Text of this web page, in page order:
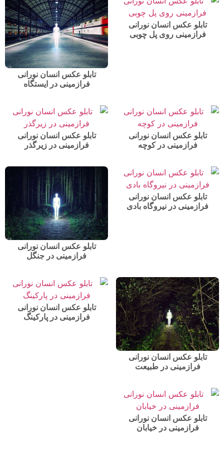
تابلو عکس انسان نورانی
فرازمینی روی پل چوبی
تابلو عکس انسان نورانی
فرازمینی در ایستگاه
تابلو عکس انسان نورانی
فرازمینی در کوچه
تابلو عکس انسان نورانی
فرازمینی در زیرگذر
تابلو عکس انسان نورانی
فرازمینی در نیروگاه بادی
تابلو عکس انسان نورانی
فرازمینی در جنگل
تابلو عکس انسان نورانی
فرازمینی در طبیعت
تابلو عکس انسان نورانی
فرازمینی در پارکینگ
تابلو عکس انسان نورانی
فرازمینی در خیابان